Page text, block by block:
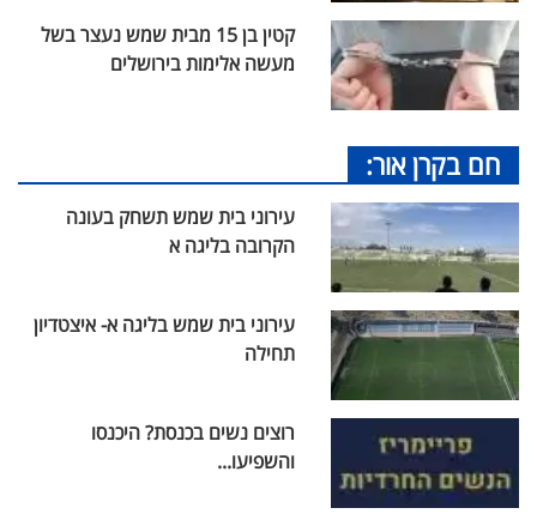
קטין בן 15 מבית שמש נעצר בשל
מעשה אלימות בירושלים
חם בקרן אור:
עירוני בית שמש תשחק בעונה
הקרובה בליגה א
עירוני בית שמש בליגה א- איצטדיון
תחילה
רוצים נשים בכנסת? היכנסו
והשפיעו...